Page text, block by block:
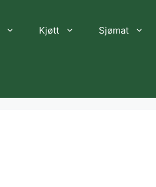
Kjøtt Sjømat